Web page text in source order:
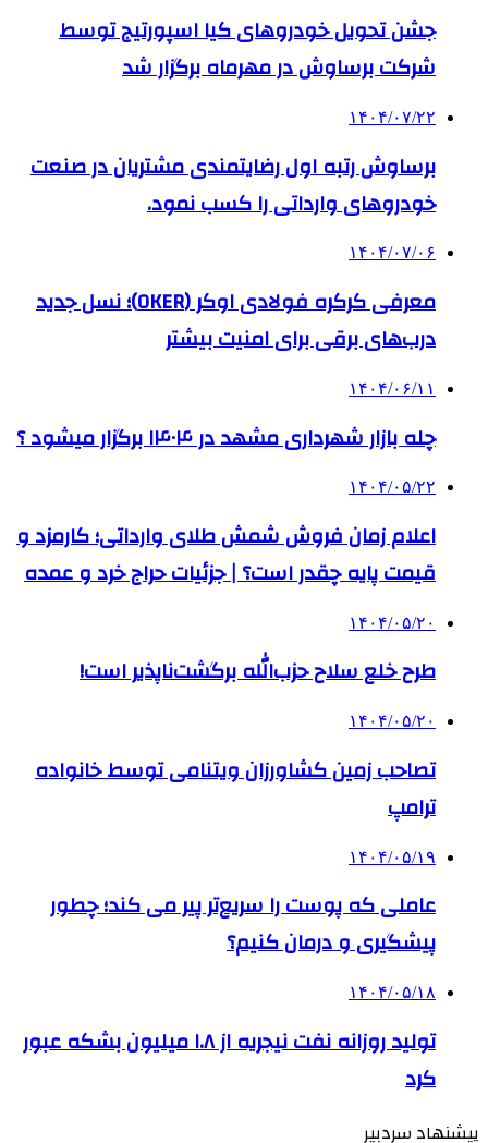
جشن تحویل خودروهای کیا اسپورتیج توسط
شرکت برساوش در مهرماه برگزار شد
۱۴۰۴/۰۷/۲۲
برساوش رتبه اول رضایتمندی مشتریان در صنعت
خودروهای وارداتی را کسب نمود.
۱۴۰۴/۰۷/۰۶
معرفی کرکره فولادی اوکر (OKER)؛ نسل جدید
درب‌های برقی برای امنیت بیشتر
۱۴۰۴/۰۶/۱۱
چله بازار شهرداری مشهد در ۱۴۰۴ برگزار میشود ؟
۱۴۰۴/۰۵/۲۲
اعلام زمان فروش شمش طلای وارداتی؛ کارمزد و
قیمت پایه چقدر است؟ | جزئیات حراج خرد و عمده
۱۴۰۴/۰۵/۲۰
طرح خلع سلاح حزب‌الله برگشت‌ناپذیر است!
۱۴۰۴/۰۵/۲۰
تصاحب زمین کشاورزان ویتنامی توسط خانواده
ترامپ
۱۴۰۴/۰۵/۱۹
عاملی که پوست را سریع‌تر پیر می کند؛ چطور
پیشگیری و درمان کنیم؟
۱۴۰۴/۰۵/۱۸
تولید روزانه نفت نیجریه از ۱.۸ میلیون بشکه عبور
کرد
پیشنهاد سردبیر